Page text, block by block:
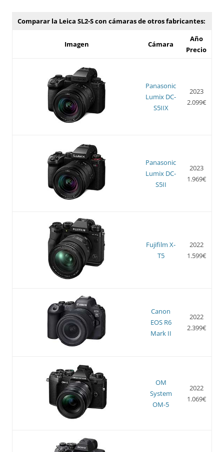
Comparar la Leica SL2-S con cámaras de otros fabricantes:
Imagen Cámara
Año
Precio
Panasonic
Lumix DC-
S5IIX
2023
2.099€
Panasonic
Lumix DC-
S5II
2023
1.969€
Fujifilm X-
T5
2022
1.599€
Canon
EOS R6
Mark II
2022
2.399€
OM
System
OM-5
2022
1.069€